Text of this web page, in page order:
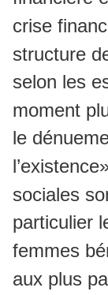
crise
structure
selon les
moment
le
sociales
particulier
femmes
aux plus